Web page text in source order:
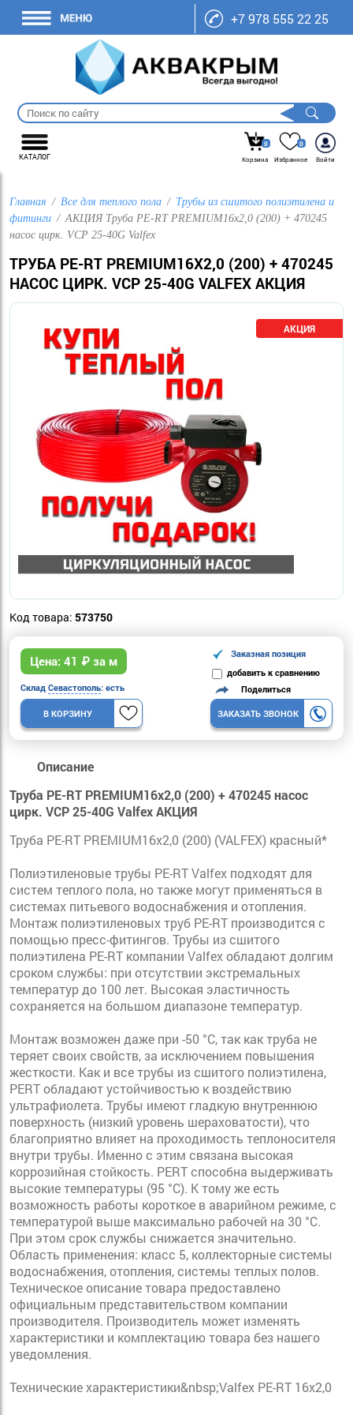
+7 978 555 22 25
КАТАЛОГ
0
Корзина
0
Избранное
Войти
Главная Все для теплого пола
Трубы из сшитого полиэтилена и
фитинги
АКЦИЯ Труба PE-RT PREMIUM16х2,0 (200) + 470245
насос цирк. VCP 25-40G Valfex
ТРУБА PE-RT PREMIUM16Х2,0 (200) + 470245
НАСОС ЦИРК. VCP 25-40G VALFEX АКЦИЯ
Код товара: 573750
Цена: 41 ₽ за м
Заказная позиция
добавить к сравнению
Склад Севастополь: есть
В КОРЗИНУ
Поделиться
ЗАКАЗАТЬ ЗВОНОК
Описание
Труба PE-RT PREMIUM16х2,0 (200) + 470245 насос
цирк. VCP 25-40G Valfex АКЦИЯ
Труба PE-RT PREMIUM16х2,0 (200) (VALFEX) красный*
Полиэтиленовые трубы PE-RT Valfex подходят для
систем теплого пола, но также могут применяться в
системах питьевого водоснабжения и отопления.
Монтаж полиэтиленовых труб PE-RT производится с
помощью пресс-фитингов. Трубы из сшитого
полиэтилена PE-RT компании Valfex обладают долгим
сроком службы: при отсутствии экстремальных
температур до 100 лет. Высокая эластичность
сохраняется на большом диапазоне температур.
Монтаж возможен даже при -50 °C, так как труба не
теряет своих свойств, за исключением повышения
жесткости. Как и все трубы из сшитого полиэтилена,
PERT обладают устойчивостью к воздействию
ультрафиолета. Трубы имеют гладкую внутреннюю
поверхность (низкий уровень шераховатости), что
благоприятно влияет на проходимость теплоносителя
внутри трубы. Именно с этим связана высокая
коррозийная стойкость. PERT способна выдерживать
высокие температуры (95 °C). К тому же есть
возможность работы короткое в аварийном режиме, с
температурой выше максимально рабочей на 30 °C.
При этом срок службы снижается значительно.
Область применения: класс 5, коллекторные системы
водоснабжения, отопления, системы теплых полов.
Техническое описание товара предоставлено
официальным представительством компании
производителя. Производитель может изменять
характеристики и комплектацию товара без нашего
уведомления.
Технические характеристики&nbsp;Valfex PE-RT 16х2,0